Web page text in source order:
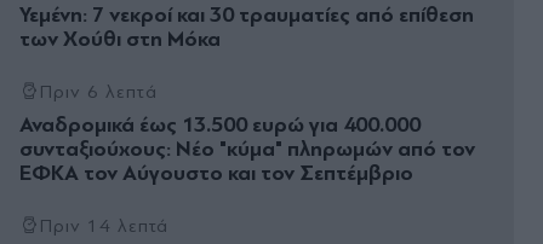
Υεμένη: 7 νεκροί και 30 τραυματίες από επίθεση
των Χούθι στη Μόκα
Πριν 6 λεπτά
Αναδροµικά έως 13.500 ευρώ για 400.000
συνταξιούχους: Νέο "κύμα" πληρωμών από τον
ΕΦΚΑ τον Αύγουστο και τον Σεπτέμβριο
Πριν 14 λεπτά